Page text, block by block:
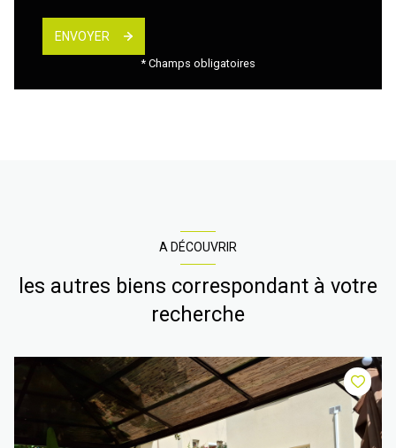
ENVOYER
* Champs obligatoires
A DÉCOUVRIR
les autres biens correspondant à votre
recherche